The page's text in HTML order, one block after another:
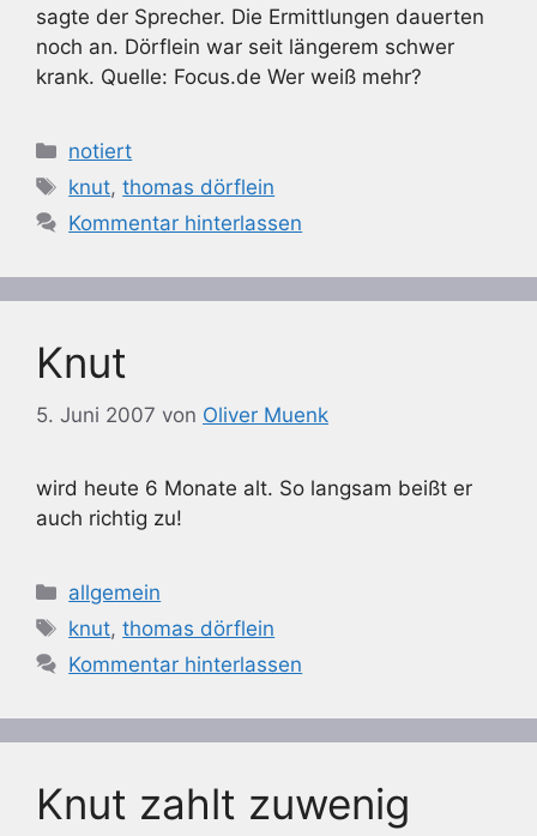
sagte der Sprecher. Die Ermittlungen dauerten
noch an. Dörflein war seit längerem schwer
krank. Quelle: Focus.de Wer weiß mehr?
Kategorien
notiert
Schlagwörter
knut,thomas dörflein
Kommentar hinterlassen
Knut
5. Juni 2007 von Oliver Muenk
wird heute 6 Monate alt. So langsam beißt er
auch richtig zu!
Kategorien
allgemein
Schlagwörter
knut,thomas dörflein
Kommentar hinterlassen
Knut zahlt zuwenig